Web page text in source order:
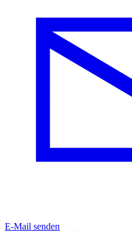
E-Mail senden